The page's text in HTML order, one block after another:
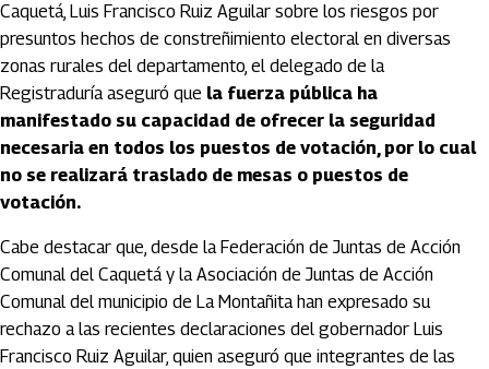
Caquetá, Luis Francisco Ruiz Aguilar sobre los riesgos por
presuntos hechos de constreñimiento electoral en diversas
zonas rurales del departamento, el delegado de la
Registraduría aseguró que la fuerza pública ha
manifestado su capacidad de ofrecer la seguridad
necesaria en todos los puestos de votación, por lo cual
no se realizará traslado de mesas o puestos de
votación.
Cabe destacar que, desde la Federación de Juntas de Acción
Comunal del Caquetá y la Asociación de Juntas de Acción
Comunal del municipio de La Montañita han expresado su
rechazo a las recientes declaraciones del gobernador Luis
Francisco Ruiz Aguilar, quien aseguró que integrantes de las